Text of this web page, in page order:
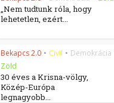
„Nem tudtunk róla, hogy
lehetetlen, ezért...
Bekapcs 2.0 • Civil • Demokrácia
Zöld
30 éves a Krisna-völgy,
Közép-Európa
legnagyobb...